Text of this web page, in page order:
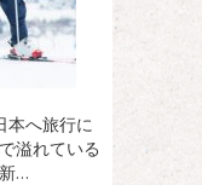
本へ旅行に
溢れている
…